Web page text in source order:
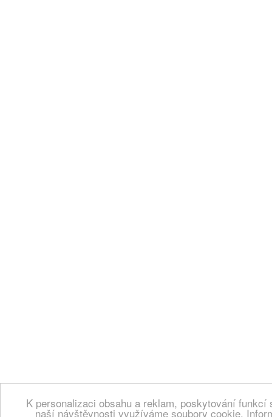
K personalizaci obsahu a reklam, poskytování
naší návštěvnosti využíváme soubory cookie.